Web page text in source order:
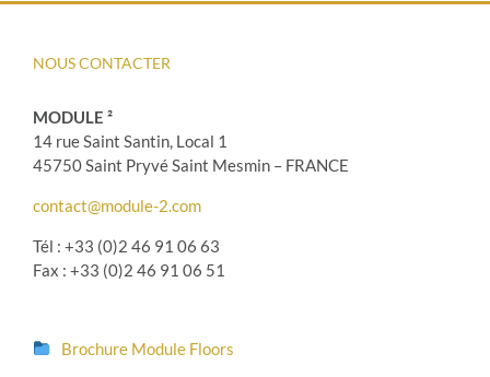
NOUS CONTACTER
MODULE ²
14 rue Saint Santin, Local 1
45750 Saint Pryvé Saint Mesmin – FRANCE
contact@module-2.com
Tél : +33 (0)2 46 91 06 63
Fax : +33 (0)2 46 91 06 51
Brochure Module Floors